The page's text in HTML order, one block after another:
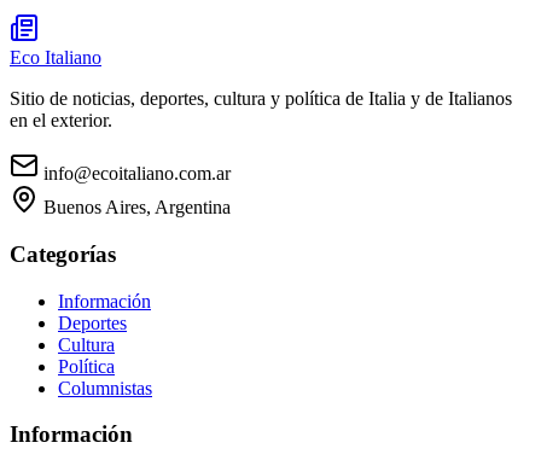
Eco Italiano
Sitio de noticias, deportes, cultura y política de Italia y de Italianos
en el exterior.
info@ecoitaliano.com.ar
Buenos Aires, Argentina
Categorías
Información
Deportes
Cultura
Política
Columnistas
Información